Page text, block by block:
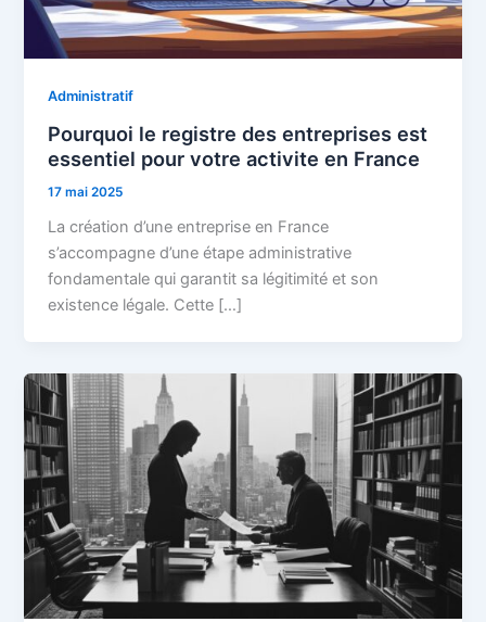
Administratif
Pourquoi le registre des entreprises est
essentiel pour votre activite en France
17 mai 2025
La création d’une entreprise en France
s’accompagne d’une étape administrative
fondamentale qui garantit sa légitimité et son
existence légale. Cette […]